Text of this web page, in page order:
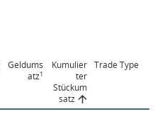
Geldums
atz1
Kumulier
ter
Stückum
satz
Trade Type